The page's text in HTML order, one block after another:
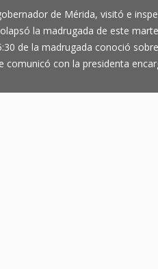
de Mérida, visitó e
la madrugada de este
de la madrugada conoció
comunicó con la presidenta